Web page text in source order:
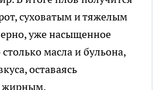
суховатым и тяжелым
уже насыщенное
масла и бульона,
оставаясь
жирным.